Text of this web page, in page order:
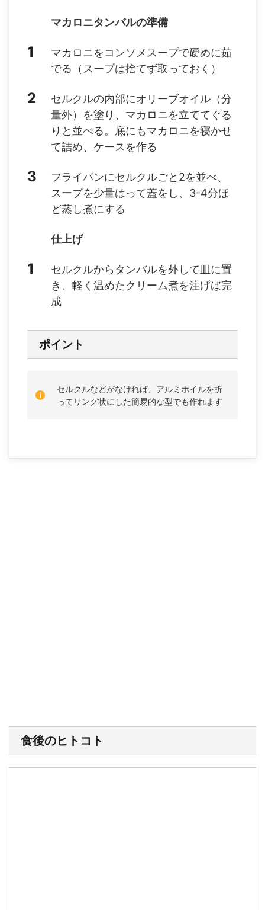
マカロニタンバルの準備
マカロニをコンソメスープで硬めに茹
でる（スープは捨てず取っておく）
セルクルの内部にオリーブオイル（分
量外）を塗り、マカロニを立ててぐる
りと並べる。底にもマカロニを寝かせ
て詰め、ケースを作る
フライパンにセルクルごと2を並べ、
スープを少量はって蓋をし、3-4分ほ
ど蒸し煮にする
仕上げ
セルクルからタンバルを外して皿に置
き、軽く温めたクリーム煮を注げば完
成
ポイント
セルクルなどがなければ、アルミホイルを折
ってリング状にした簡易的な型でも作れます
食後のヒトコト